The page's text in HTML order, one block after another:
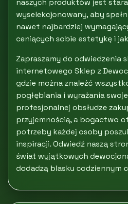
naszych produktów jest
wyselekcjonowany, aby
nawet najbardziej
ceniących sobie estetykę i
Zapraszamy do odwiedzenia
internetowego Sklep z
gdzie można znaleźć
pogłębiania i wyrażania
profesjonalnej obsłudze
przyjemnością, a bogactwo
potrzeby każdej osoby
inspiracji. Odwiedź naszą
świat wyjątkowych
dodadzą blasku codziennym